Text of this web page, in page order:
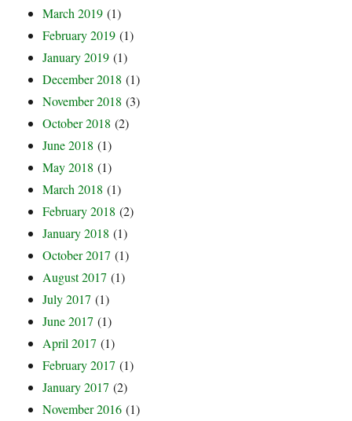
March 2019 (1)
February 2019 (1)
January 2019 (1)
December 2018 (1)
November 2018 (3)
October 2018 (2)
June 2018 (1)
May 2018 (1)
March 2018 (1)
February 2018 (2)
January 2018 (1)
October 2017 (1)
August 2017 (1)
July 2017 (1)
June 2017 (1)
April 2017 (1)
February 2017 (1)
January 2017 (2)
November 2016 (1)